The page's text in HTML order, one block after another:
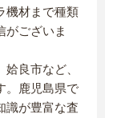
機材まで種類
がございま
良市など、
。鹿児島県で
識が豊富な査